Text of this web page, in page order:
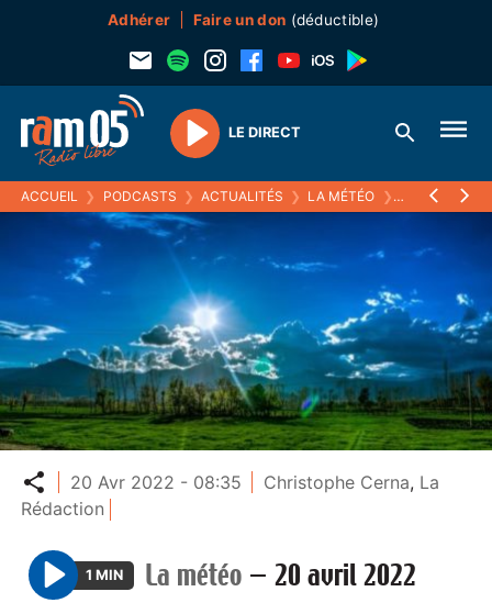
Adhérer Faire un don (déductible)
Play
LE DIRECT
ACCUEIL ❯ PODCASTS ❯ ACTUALITÉS ❯ LA MÉTÉO ❯ 20 AVRIL 2022
Partager
20 Avr 2022 - 08:35 Christophe Cerna, La
Rédaction
P
1 MIN La météo — 20 avril 2022